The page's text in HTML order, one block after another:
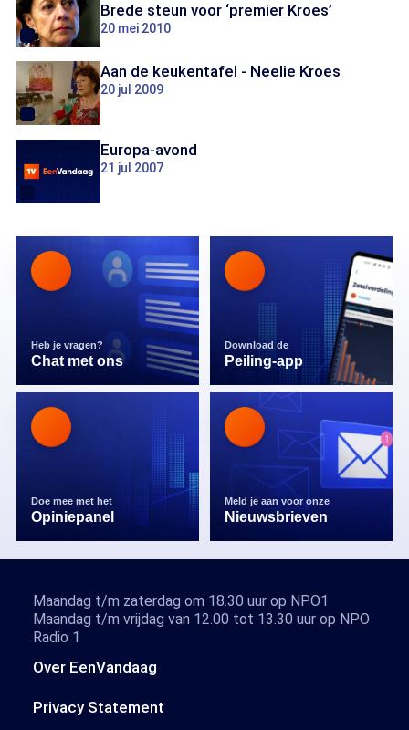
Brede steun voor ‘premier Kroes’
20 mei 2010
Aan de keukentafel - Neelie Kroes
20 jul 2009
Europa-avond
21 jul 2007
Heb je vragen?
Chat met ons
Download de
Peiling-app
Doe mee met het
Opiniepanel
Meld je aan voor onze
Nieuwsbrieven
Over EenVandaag
Privacy Statement
Maandag t/m zaterdag om 18.30 uur op NPO1
Maandag t/m vrijdag van 12.00 tot 13.30 uur op NPO
Radio 1